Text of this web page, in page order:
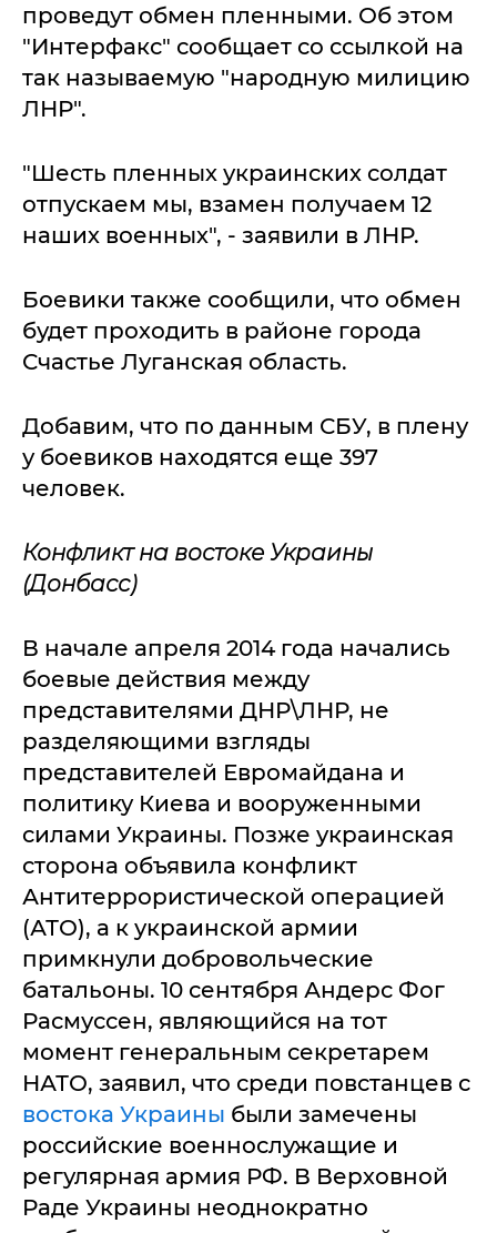
проведут обмен пленными. Об этом
"Интерфакс" сообщает со ссылкой на
так называемую "народную милицию
ЛНР".
"Шесть пленных украинских солдат
отпускаем мы, взамен получаем 12
наших военных", - заявили в ЛНР.
Боевики также сообщили, что обмен
будет проходить в районе города
Счастье Луганская область.
Добавим, что по данным СБУ, в плену
у боевиков находятся еще 397
человек.
Конфликт на востоке Украины
(Донбасс)
В начале апреля 2014 года начались
боевые действия между
представителями ДНР\ЛНР, не
разделяющими взгляды
представителей Евромайдана и
политику Киева и вооруженными
силами Украины. Позже украинская
сторона объявила конфликт
Антитеррористической операцией
(АТО), а к украинской армии
примкнули добровольческие
батальоны. 10 сентября Андерс Фог
Расмуссен, являющийся на тот
момент генеральным секретарем
НАТО, заявил, что среди повстанцев с
востока Украины были замечены
российские военнослужащие и
регулярная армия РФ. В Верховной
Раде Украины неоднократно